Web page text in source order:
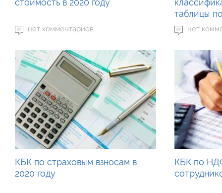
стоимость в 2020 году
нет комментариев
таблицы
нет
КБК по страховым взносам в
2020 году
КБК по